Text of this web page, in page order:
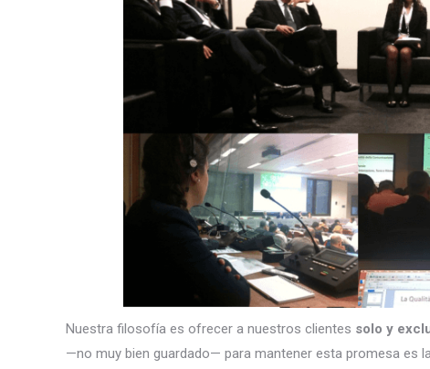
Nuestra filosofía es ofrecer a nuestros clientes solo y
—no muy bien guardado— para mantener esta promesa es la